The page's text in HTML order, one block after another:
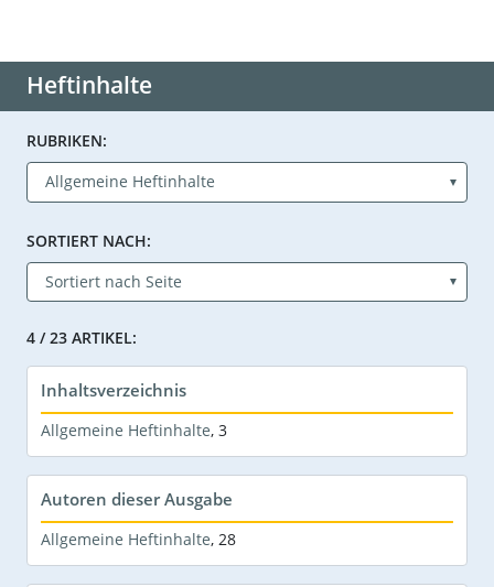
Heftinhalte
RUBRIKEN:
SORTIERT NACH:
4 / 23 ARTIKEL:
Inhaltsverzeichnis
Allgemeine Heftinhalte, 3
Autoren dieser Ausgabe
Allgemeine Heftinhalte, 28